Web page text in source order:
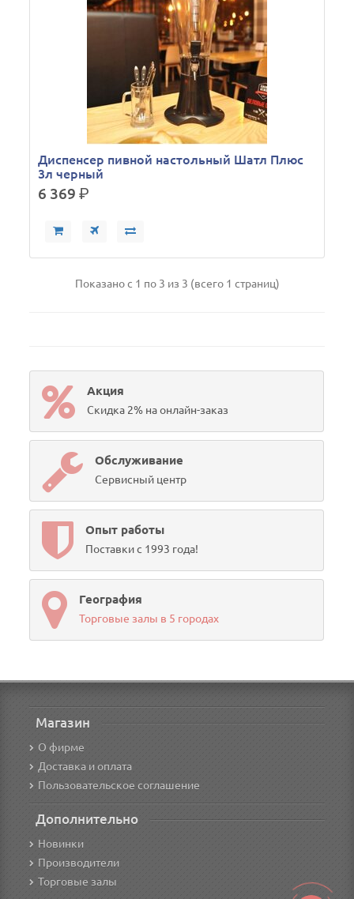
Диспенсер пивной настольный Шатл Плюс
3л черный
6 369р.
Показано с 1 по 3 из 3 (всего 1 страниц)
Акция
Скидка 2% на онлайн-заказ
Обслуживание
Сервисный центр
Опыт работы
Поставки с 1993 года!
География
Торговые залы в 5 городах
Магазин
О фирме
Доставка и оплата
Пользовательское соглашение
Дополнительно
Новинки
Производители
Торговые залы